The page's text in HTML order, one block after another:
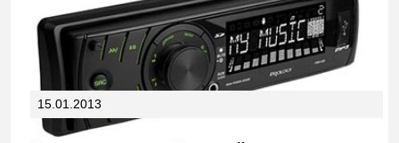
15.01.2013